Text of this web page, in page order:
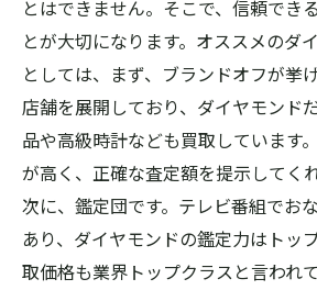
とはできません。そこで、信頼でき
とが大切になります。オススメのダ
としては、まず、ブランドオフが挙
店舗を展開しており、ダイヤモンド
品や高級時計なども買取しています
が高く、正確な査定額を提示してく
次に、鑑定団です。テレビ番組でお
あり、ダイヤモンドの鑑定力はトッ
取価格も業界トップクラスと言われ